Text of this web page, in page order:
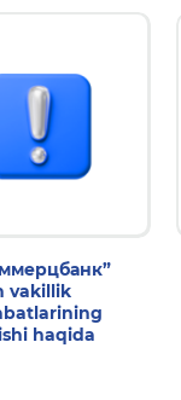
vakillik
haqida